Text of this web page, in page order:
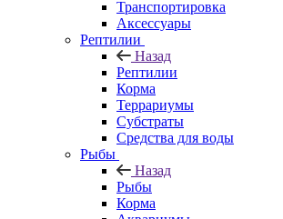
Транспортировка
Аксессуары
Рептилии
Назад
Рептилии
Корма
Террариумы
Субстраты
Средства для воды
Рыбы
Назад
Рыбы
Корма